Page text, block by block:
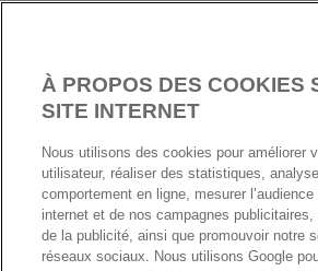
Plan du site
Politique des cookies
Politique de confidentialité
Conditions générales de vente
Conditions générales de vente Click &
Plateforme ODR
Information sur le fabricant et l'importateur
FRANCE
France
© TOUS DROITS RESERVES. 2026
À PROPOS DES COOKIES
SITE INTERNET
Nous utilisons des cookies pour améliorer
utilisateur, réaliser des statistiques,
comportement en ligne, mesurer
internet et de nos campagnes publicitaires,
de la publicité, ainsi que promouvoir notre
réseaux sociaux. Nous utilisons Google